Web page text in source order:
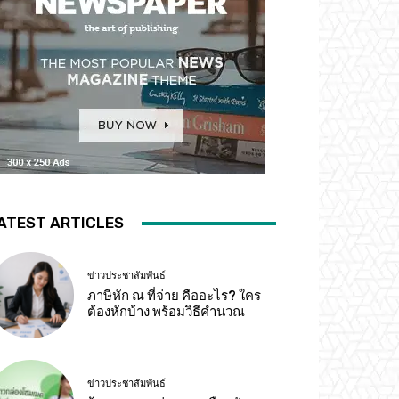
ARTICLES
ข่าวประชาสัมพันธ์
ภาษีหัก ณ ที่จ่าย คืออะไร? ใคร
ต้องหักบ้าง พร้อมวิธีคำนวณ
ข่าวประชาสัมพันธ์